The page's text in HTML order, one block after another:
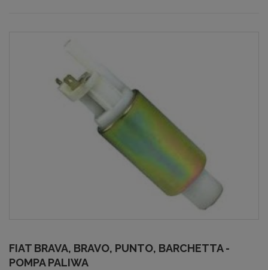
FIAT BRAVA, BRAVO, PUNTO, BARCHETTA -
POMPA PALIWA